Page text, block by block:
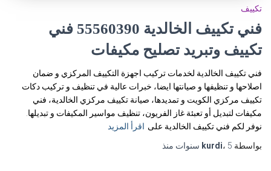
تكييف
فني تكييف الخالدية 55560390 فني
تكييف وتبريد تصليح مكيفات
فني تكييف الخالدية لخدمات تركيب اجهزة التكييف المركزي و ضمان
اصلاحها و تنظيفها و صيانتها ايضا، خبرات عالية في تنظيف و تركيب دكات
تكييف مركزي الكويت و تمديدها، صيانة تكييف مركزي الخالدية، فني
مكيفات لتبديل أو تعبئة غاز الفريون، تنظيف مواسير المكيفات و تبديلها.
نوفر لكم فني تكييف الخالدية على اقرأ المزيد
بواسطة
kurdi، 5 سنوات منذ